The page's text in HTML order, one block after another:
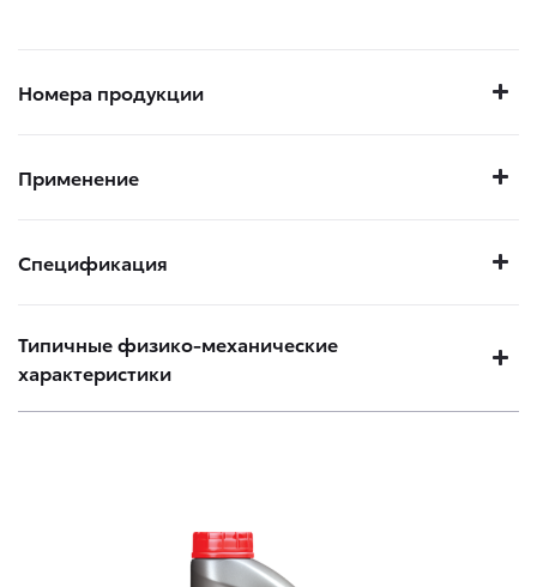
Номера продукции
Применение
Спецификация
Типичные физико-механические
характеристики